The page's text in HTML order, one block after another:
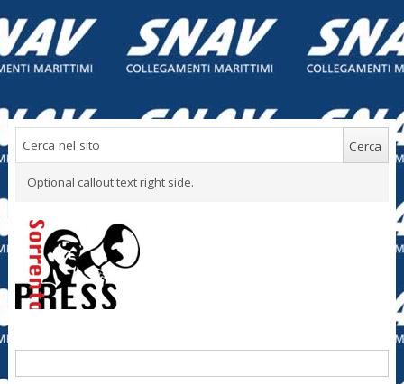
Optional callout text right side.